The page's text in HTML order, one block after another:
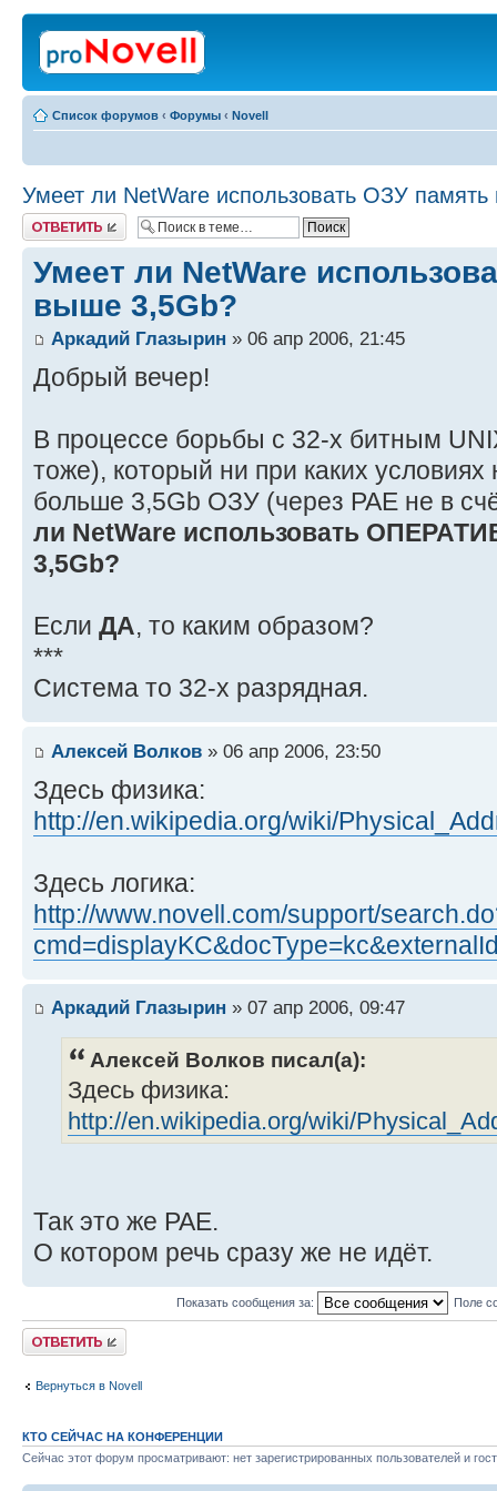
Список форумов ‹ Форумы ‹ Novell
Умеет ли NetWare использовать ОЗУ
Ответить
Умеет ли NetWare
выше 3,5Gb?
Аркадий Глазырин » 06 апр 2006, 21:45
Добрый вечер!
В процессе борьбы с 32-х битным
тоже), который ни при каких условиях
больше 3,5Gb ОЗУ (через PAE не в
ли NetWare использовать
3,5Gb?
Если ДА, то каким образом?
***
Система то 32-х разрядная.
Алексей Волков » 06 апр 2006, 23:50
Здесь физика:
http://en.wikipedia.org/wiki/
Здесь логика:
http://www.novell.com/support/
Аркадий Глазырин » 07 апр 2006, 09:47
Алексей Волков писал(а):
Здесь физика:
http://en.wikipedia.org/wiki/
Так это же PAE.
О котором речь сразу же не идёт.
Показать сообщения за: Поле
Ответить
Вернуться в Novell
КТО СЕЙЧАС НА КОНФЕРЕНЦИИ
Сейчас этот форум просматривают: нет зарегистрированных пользователей и